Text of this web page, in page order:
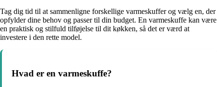
Tag dig tid til at sammenligne forskellige varmeskuffer og vælg en, der
opfylder dine behov og passer til din budget. En varmeskuffe kan være
en praktisk og stilfuld tilføjelse til dit køkken, så det er værd at
investere i den rette model.
Hvad er en varmeskuffe?